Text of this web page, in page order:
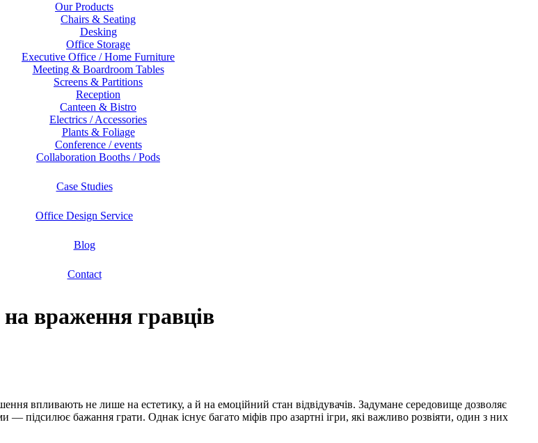
Our Products
Chairs & Seating
Desking
Office Storage
Executive Office / Home Furniture
Meeting & Boardroom Tables
Screens & Partitions
Reception
Canteen & Bistro
Electrics / Accessories
Plants & Foliage
Conference / events
Collaboration Booths / Pods
Case Studies
Office Design Service
Blog
Contact
враження гравців
впливають не лише на естетику, а й на емоційний стан відвідувачів. Задумане середовище дозволяє
— підсилює бажання грати. Однак існує багато міфів про азартні ігри, які важливо розвіяти, один з них